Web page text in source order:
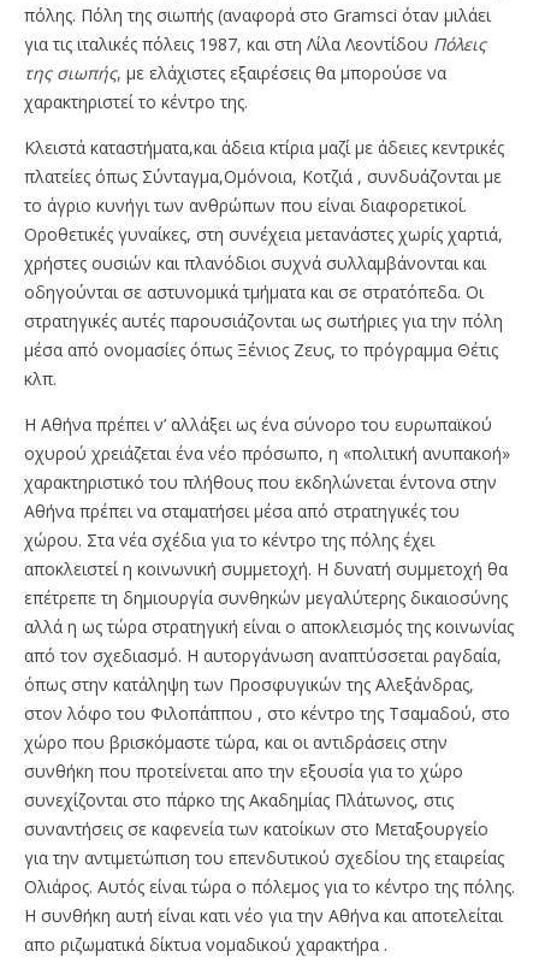
πόλης. Πόλη της σιωπής (αναφορά στο Gramsci όταν μιλάει
για τις ιταλικές πόλεις 1987, και στη Λίλα Λεοντίδου Πόλεις
της σιωπής, με ελάχιστες εξαιρέσεις θα μπορούσε να
χαρακτηριστεί το κέντρο της.
Κλειστά καταστήματα,και άδεια κτίρια μαζί με άδειες κεντρικές
πλατείες όπως Σύνταγμα,Ομόνοια, Κοτζιά , συνδυάζονται με
το άγριο κυνήγι των ανθρώπων που είναι διαφορετικοί.
Οροθετικές γυναίκες, στη συνέχεια μετανάστες χωρίς χαρτιά,
χρήστες ουσιών και πλανόδιοι συχνά συλλαμβάνονται και
οδηγούνται σε αστυνομικά τμήματα και σε στρατόπεδα. Οι
στρατηγικές αυτές παρουσιάζονται ως σωτήριες για την πόλη
μέσα από ονομασίες όπως Ξένιος Ζευς, το πρόγραμμα Θέτις
κλπ.
Η Αθήνα πρέπει ν’ αλλάξει ως ένα σύνορο του ευρωπαϊκού
οχυρού χρειάζεται ένα νέο πρόσωπο, η «πολιτική ανυπακοή»
χαρακτηριστικό του πλήθους που εκδηλώνεται έντονα στην
Αθήνα πρέπει να σταματήσει μέσα από στρατηγικές του
χώρου. Στα νέα σχέδια για το κέντρο της πόλης έχει
αποκλειστεί η κοινωνική συμμετοχή. Η δυνατή συμμετοχή θα
επέτρεπε τη δημιουργία συνθηκών μεγαλύτερης δικαιοσύνης
αλλά η ως τώρα στρατηγική είναι ο αποκλεισμός της κοινωνίας
από τον σχεδιασμό. Η αυτοργάνωση αναπτύσσεται ραγδαία,
όπως στην κατάληψη των Προσφυγικών της Αλεξάνδρας,
στον λόφο του Φιλοπάππου , στο κέντρο της Τσαμαδού, στο
χώρο που βρισκόμαστε τώρα, και οι αντιδράσεις στην
συνθήκη που προτείνεται απο την εξουσία για το χώρο
συνεχίζονται στο πάρκο της Ακαδημίας Πλάτωνος, στις
συναντήσεις σε καφενεία των κατοίκων στο Μεταξουργείο
για την αντιμετώπιση του επενδυτικού σχεδίου της εταιρείας
Ολιάρος. Αυτός είναι τώρα ο πόλεμος για το κέντρο της πόλης.
Η συνθήκη αυτή είναι κατι νέο για την Αθήνα και αποτελείται
απο ριζωματικά δίκτυα νομαδικού χαρακτήρα .